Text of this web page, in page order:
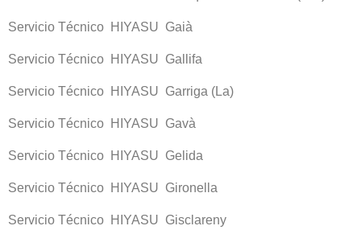
Servicio Técnico HIYASU Gaià
Servicio Técnico HIYASU Gallifa
Servicio Técnico HIYASU Garriga (La)
Servicio Técnico HIYASU Gavà
Servicio Técnico HIYASU Gelida
Servicio Técnico HIYASU Gironella
Servicio Técnico HIYASU Gisclareny